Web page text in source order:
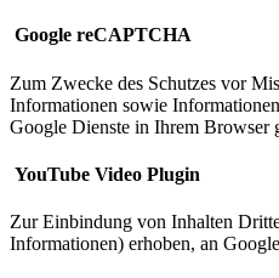
Google reCAPTCHA
Zum Zwecke des Schutzes vor
Informationen sowie
Google Dienste in Ihrem Browser
YouTube Video Plugin
Zur Einbindung von Inhalten
Informationen) erhoben, an